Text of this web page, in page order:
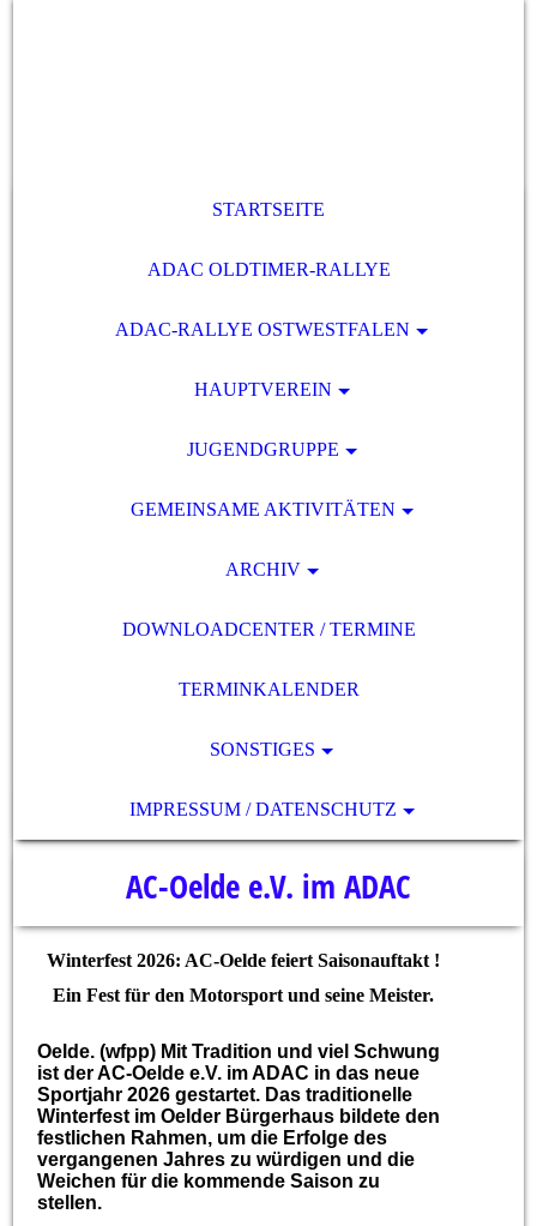
STARTSEITE
ADAC OLDTIMER-RALLYE
ADAC-RALLYE OSTWESTFALEN
HAUPTVEREIN
JUGENDGRUPPE
GEMEINSAME AKTIVITÄTEN
ARCHIV
DOWNLOADCENTER / TERMINE
TERMINKALENDER
SONSTIGES
IMPRESSUM / DATENSCHUTZ
AC-Oelde e.V. im ADAC
Winterfest 2026: AC-Oelde feiert Saisonauftakt !
Ein Fest für den Motorsport und seine Meister.
Oelde. (wfpp) Mit Tradition und viel Schwung
ist der AC-Oelde e.V. im ADAC in das neue
Sportjahr 2026 gestartet. Das traditionelle
Winterfest im Oelder Bürgerhaus bildete den
festlichen Rahmen, um die Erfolge des
vergangenen Jahres zu würdigen und die
Weichen für die kommende Saison zu
stellen.